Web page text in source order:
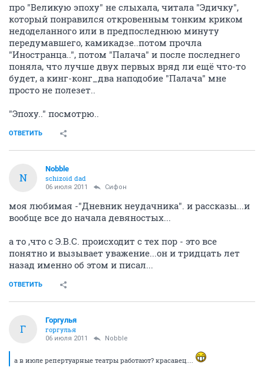
про "Великую эпоху" не слыхала, читала "Эдичку",
который понравился откровенным тонким криком
недоделанного или в предпоследнюю минуту
передумавшего, камикадзе..потом прочла
"Иностранца..", потом "Палача" и после последнего
поняла, что лучше двух первых вряд ли ещё что-то
будет, а кинг-конг_два наподобие "Палача" мне
просто не полезет..
"Эпоху.." посмотрю..
ОТВЕТИТЬ
N
Nobble
schizoid dad
06 июля 2011 Сифон
моя любимая -"Дневник неудачника". и рассказы...и
вообще все до начала девяностых...
а то ,что с Э.В.С. происходит с тех пор - это все
понятно и вызывает уважение...он и тридцать лет
назад именно об этом и писал...
ОТВЕТИТЬ
Г
Горгулья
горгулья
06 июля 2011 Nobble
а в июле репертуарные театры работают? красавец....